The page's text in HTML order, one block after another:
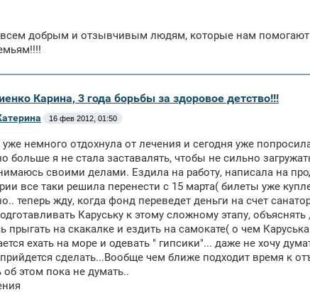
добрым и отзывчивым людям, которые нам помогают
Карина, 3 года борьбы за здоровое детство!!!
16 фев 2012, 01:50
уже немного отдохнула от лечения и сегодня уже
больше я не стала заставалять, чтобы не сильно
своими делами. Ездила на работу, написала на
все таки решила перенести с 15 марта( билеты уже
теперь жду, когда фонд переведет деньги на счет
Каруську к этому сложному этапу,
прыгать на скакалке и ездить на самокате( о чем
ехать на море и одевать " гипсики"... даже не хочу
сделать...Вообще чем ближе подходит время к
об этом пока не думать..